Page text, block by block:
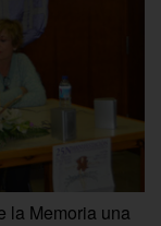
la Memoria una